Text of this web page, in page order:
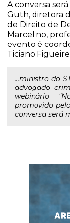
A conversa
Guth, diretora
de Direito de
Marcelino,
evento é
Ticiano
...ministro do
advogado
webinário
promovido
conversa será